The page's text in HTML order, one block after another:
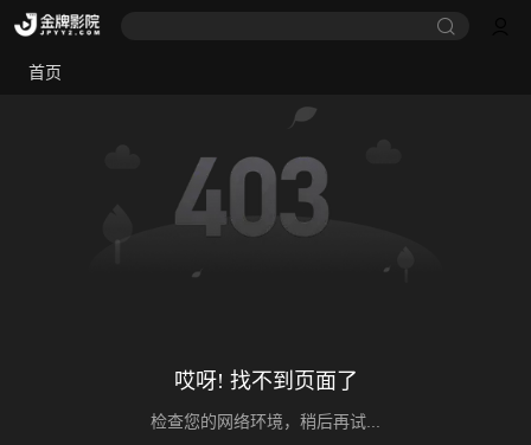
首页
哎呀! 找不到页面了
检查您的网络环境，稍后再试...